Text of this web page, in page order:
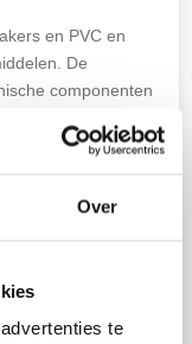
Over
te
en PVC en
De
componenten
PU